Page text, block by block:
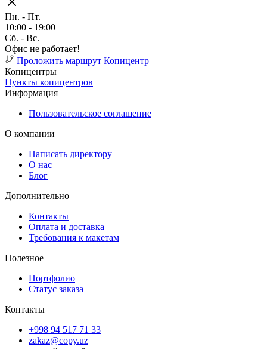
Пн. - Пт.
10:00 - 19:00
Cб. - Вс.
Офис не работает!
Проложить маршрут Копицентр
Копицентры
Пункты копицентров
Информация
Пользовательское соглашение
О компании
Написать директору
О нас
Блог
Дополнительно
Контакты
Оплата и доставка
Требования к макетам
Полезное
Портфолио
Статус заказа
Контакты
+998 94 517 71 33
zakaz@copy.uz